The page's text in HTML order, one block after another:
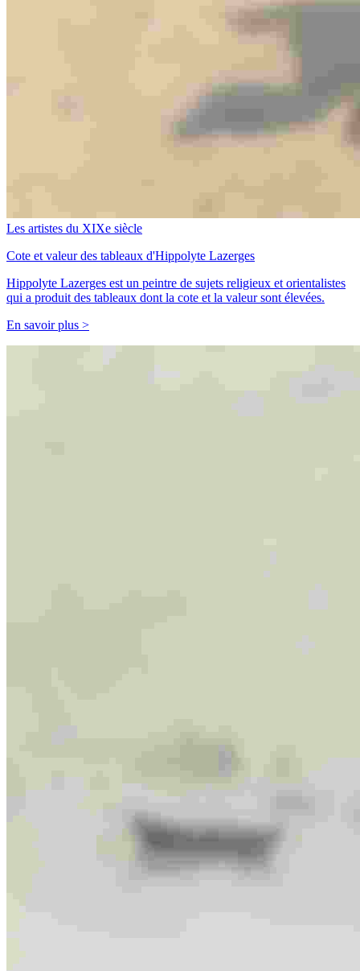
Les artistes du XIXe siècle
Cote et valeur des tableaux d'Hippolyte Lazerges
Hippolyte Lazerges est un peintre de sujets religieux et orientalistes
qui a produit des tableaux dont la cote et la valeur sont élevées.
En savoir plus >